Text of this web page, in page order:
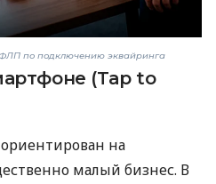
по подключению эквайринга
(Tap to
на
малый бизнес. В